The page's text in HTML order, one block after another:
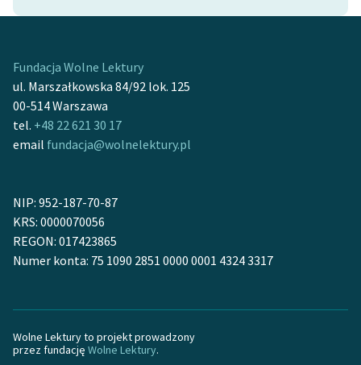
feministycznej
Kolekcje edukacyjne
twórców przechodzących
do domeny publicznej,
lektur szkolnych oraz
Szkoła Poezji Wolnych
Lektur
Kontakt
O projekcie
Fundacja Wolne Lektury
ul. Marszałkowska 84/92 lok. 125
00-514 Warszawa
tel. +48 22 621 30 17
email fundacja@wolnelektury.pl
NIP: 952-187-70-87
KRS: 0000070056
REGON: 017423865
Numer konta: 75 1090 2851 0000 0001 4324 3317
Wolne Lektury to projekt prowadzony
przez fundację Wolne Lektury.